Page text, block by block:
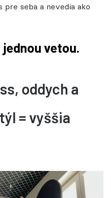
seba a nevedia ako
vetou.
oddych a
= vyššia